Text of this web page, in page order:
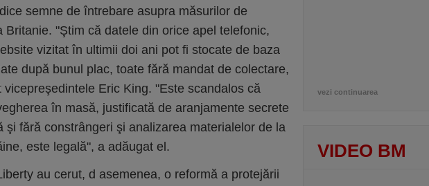
semne de întrebare asupra măsurilor de
Britanie. "Ştim că datele din orice apel telefonic,
vizitat în ultimii doi ani pot fi stocate de baza
după bunul plac, toate fără mandat de colectare,
Eric King. "Este scandalos că
în masă, justificată de aranjamente secrete
şi fără constrângeri şi analizarea materialelor de la
este legală", a adăugat el.
au cerut, d asemenea, o reformă a protejării
vezi continuarea
VIDEO BM